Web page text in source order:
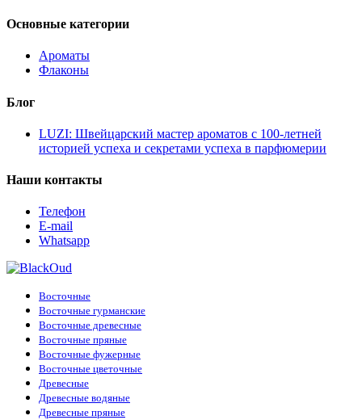
Основные категории
Ароматы
Флаконы
Блог
LUZI: Швейцарский мастер ароматов с 100-летней
историей успеха и секретами успеха в парфюмерии
Наши контакты
Телефон
E-mail
Whatsapp
Восточные
Восточные гурманские
Восточные древесные
Восточные пряные
Восточные фужерные
Восточные цветочные
Древесные
Древесные водяные
Древесные пряные